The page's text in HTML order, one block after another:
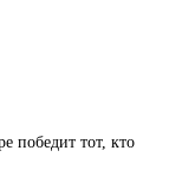
победит тот, кто